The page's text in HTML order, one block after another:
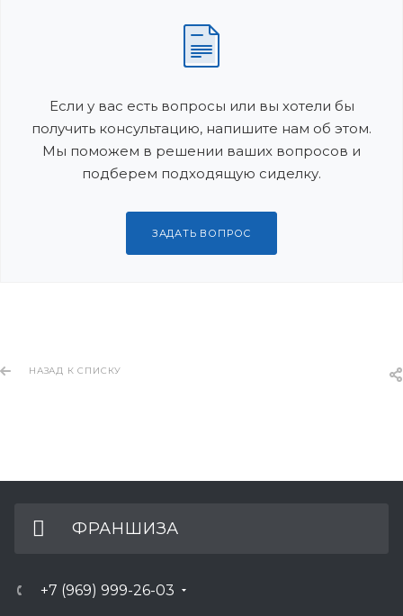
Если у вас есть вопросы или вы хотели бы
получить консультацию, напишите нам об этом.
Мы поможем в решении ваших вопросов и
подберем подходящую сиделку.
ЗАДАТЬ ВОПРОС
НАЗАД К СПИСКУ
ФРАНШИЗА
+7 (969) 999-26-03